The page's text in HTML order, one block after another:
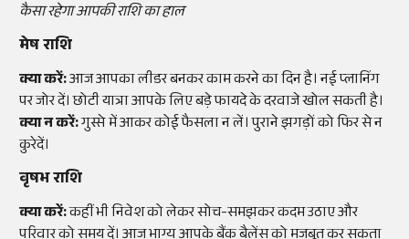
कैसा रहेगा आपकी राशि का हाल
मेष राशि
क्या करें:आज आपका लीडर बनकर काम करने का दिन है। नई प्लानिंग
पर जोर दें। छोटी यात्रा आपके लिए बड़े फायदे के दरवाजे खोल सकती है।
क्या न करें:गुस्से में आकर कोई फैसला न लें। पुराने झगड़ों को फिर से न
कुरेदें।
वृषभ राशि
क्या करें:कहीं भी निवेश को लेकर सोच-समझकर कदम उठाए और